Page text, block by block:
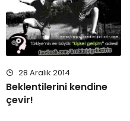
28 Aralık 2014
Beklentilerini kendine
çevir!